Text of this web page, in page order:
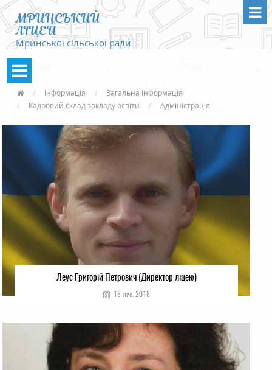
МРИНСЬКИЙ
ЛІЦЕЙ
Мринської сільської ради
Інформація
Загальна інформація
Кадровий склад закладу освіти
Адміністрація
Леус Григорій Петрович (Директор ліцею)
18 лис. 2018